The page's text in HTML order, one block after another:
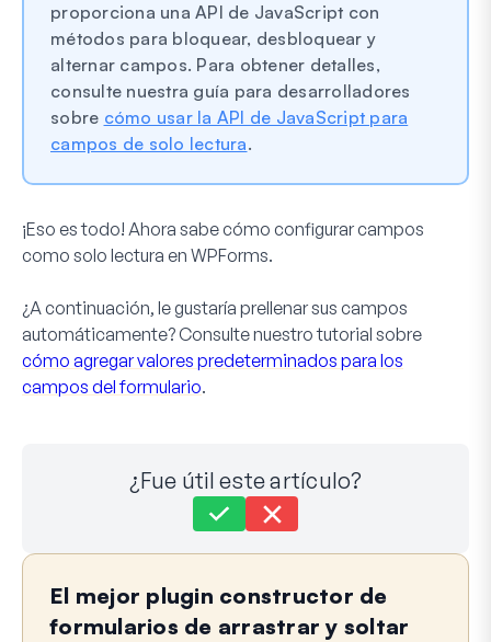
proporciona una API de JavaScript con
métodos para bloquear, desbloquear y
alternar campos. Para obtener detalles,
consulte nuestra guía para desarrolladores
sobre cómo usar la API de JavaScript para
campos de solo lectura.
¡Eso es todo! Ahora sabe cómo configurar campos
como solo lectura en WPForms.
¿A continuación, le gustaría prellenar sus campos
automáticamente? Consulte nuestro tutorial sobre
cómo agregar valores predeterminados para los
campos del formulario.
¿Fue útil este artículo?
Aún atascado?
Última actualización el 29 de sep de 2025
El mejor plugin constructor de
formularios de arrastrar y soltar